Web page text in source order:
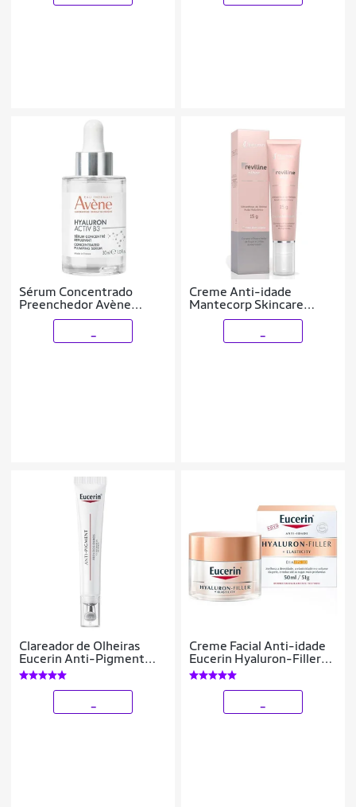
Sérum Concentrado
Preenchedor Avène
Hyaluron Activ B3 30ml
Creme Anti-idade
Mantecorp Skincare
Reviline Olhos 15g
Clareador de Olheiras
Eucerin Anti-Pigment
15ml
Creme Facial Anti-idade
Eucerin Hyaluron-Filler
Elasticity Dia FPS30 50ml